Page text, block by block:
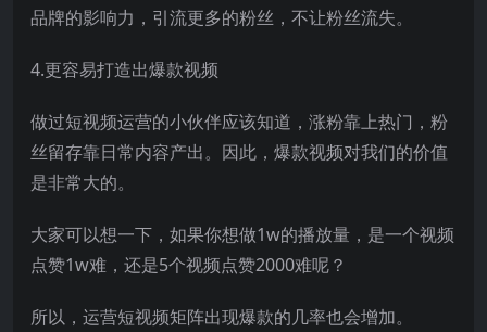
品牌的影响力，引流更多的粉丝，不让粉丝流失。
4.更容易打造出爆款视频
做过短视频运营的小伙伴应该知道，涨粉靠上热门，粉
丝留存靠日常内容产出。因此，爆款视频对我们的价值
是非常大的。
大家可以想一下，如果你想做1w的播放量，是一个视频
点赞1w难，还是5个视频点赞2000难呢？
所以，运营短视频矩阵出现爆款的几率也会增加。